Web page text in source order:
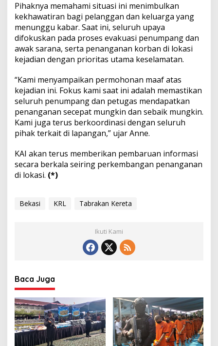
Pihaknya memahami situasi ini menimbulkan
kekhawatiran bagi pelanggan dan keluarga yang
menunggu kabar. Saat ini, seluruh upaya
difokuskan pada proses evakuasi penumpang dan
awak sarana, serta penanganan korban di lokasi
kejadian dengan prioritas utama keselamatan.
“Kami menyampaikan permohonan maaf atas
kejadian ini. Fokus kami saat ini adalah memastikan
seluruh penumpang dan petugas mendapatkan
penanganan secepat mungkin dan sebaik mungkin.
Kami juga terus berkoordinasi dengan seluruh
pihak terkait di lapangan,” ujar Anne.
KAI akan terus memberikan pembaruan informasi
secara berkala seiring perkembangan penanganan
di lokasi. (*)
Bekasi KRL Tabrakan Kereta
Ikuti Kami
Baca Juga